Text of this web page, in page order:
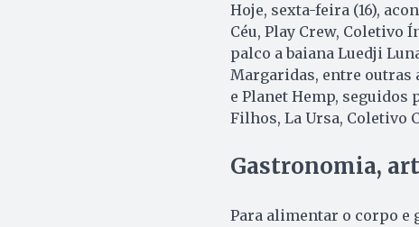
Hoje, sexta-feira (16),
Céu, Play Crew, Coletivo
palco a baiana Luedji
Margaridas, entre outras
e Planet Hemp,
Filhos, La Ursa, Coletivo
Gastronomia,
Para alimentar o corpo e